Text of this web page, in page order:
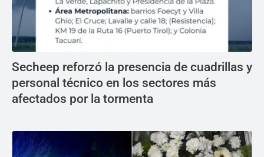
Secheep reforzó la presencia de cuadrillas y
personal técnico en los sectores más
afectados por la tormenta